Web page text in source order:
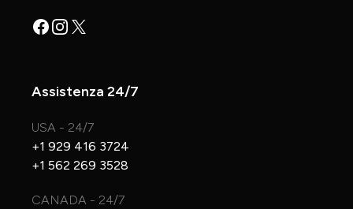
Facebook
Instagram
X
Assistenza 24/7
USA - 24/7
+1 929 416 3724
+1 562 269 3528
CANADA - 24/7